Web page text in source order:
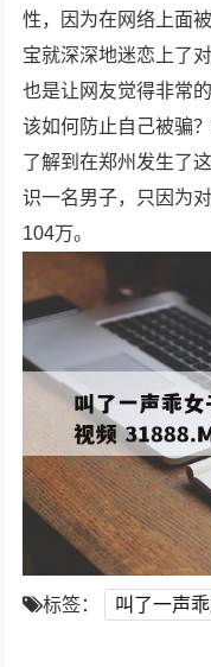
性，因为在网络上面
宝就深深地迷恋上了
也是让网友觉得非常
该如何防止自己被骗
了解到在郑州发生了
识一名男子，只因为
104万。
标签： 叫了一声